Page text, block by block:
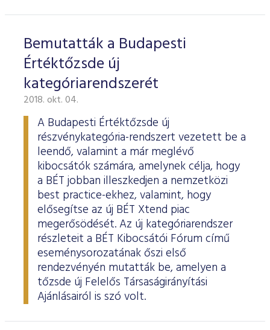
Bemutatták a Budapesti
Értéktőzsde új
kategóriarendszerét
2018. okt. 04.
A Budapesti Értéktőzsde új
részvénykategória-rendszert vezetett be a
leendő, valamint a már meglévő
kibocsátók számára, amelynek célja, hogy
a BÉT jobban illeszkedjen a nemzetközi
best practice-ekhez, valamint, hogy
elősegítse az új BÉT Xtend piac
megerősödését. Az új kategóriarendszer
részleteit a BÉT Kibocsátói Fórum című
eseménysorozatának őszi első
rendezvényén mutatták be, amelyen a
tőzsde új Felelős Társaságirányítási
Ajánlásairól is szó volt.